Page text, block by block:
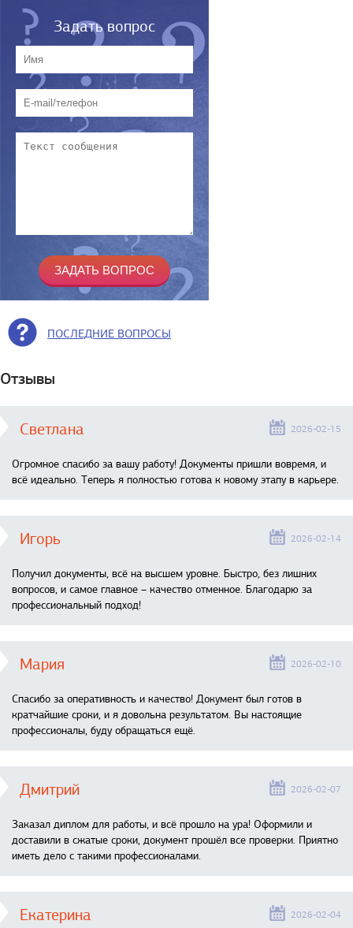
Задать вопрос
ПОСЛЕДНИЕ ВОПРОСЫ
Отзывы
Светлана 2026-02-15
Огромное спасибо за вашу работу! Документы пришли вовремя, и
всё идеально. Теперь я полностью готова к новому этапу в карьере.
Игорь 2026-02-14
Получил документы, всё на высшем уровне. Быстро, без лишних
вопросов, и самое главное – качество отменное. Благодарю за
профессиональный подход!
Мария 2026-02-10
Спасибо за оперативность и качество! Документ был готов в
кратчайшие сроки, и я довольна результатом. Вы настоящие
профессионалы, буду обращаться ещё.
Дмитрий 2026-02-07
Заказал диплом для работы, и всё прошло на ура! Оформили и
доставили в сжатые сроки, документ прошёл все проверки. Приятно
иметь дело с такими профессионалами.
Екатерина 2026-02-04